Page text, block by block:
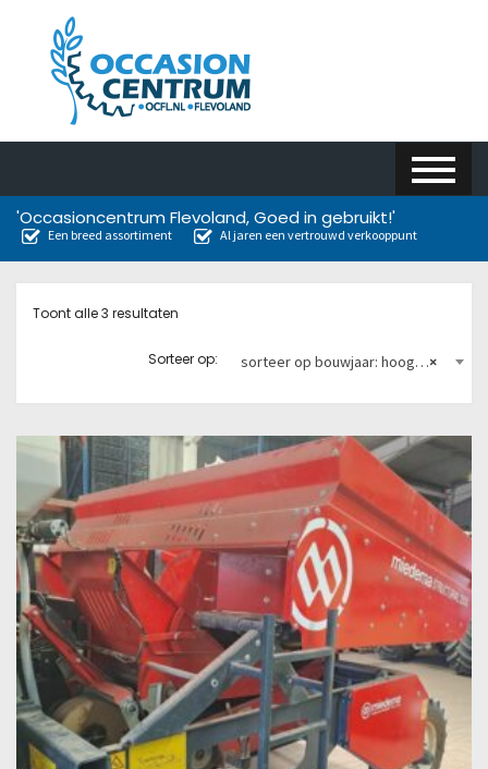
'Occasioncentrum Flevoland, Goed in gebruikt!'
Een breed assortiment Al jaren een vertrouwd verkooppunt
Toont alle 3 resultaten
Sorteer op: ×
sorteer op bouwjaar: hoog naar laag